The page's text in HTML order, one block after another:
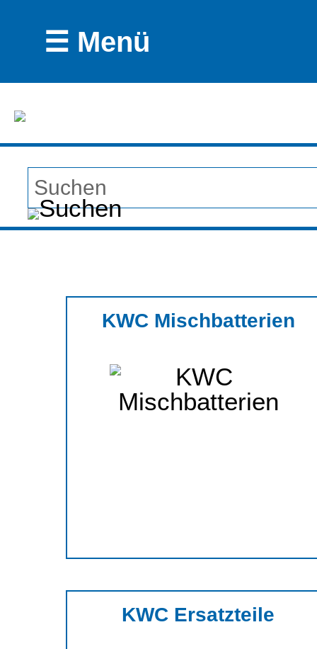
☰ Menü
KWC Mischbatterien
KWC Ersatzteile